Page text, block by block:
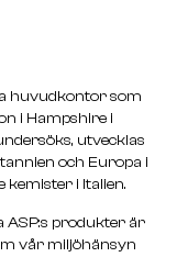
huvudkontor som
i Hampshire i
utvecklas
och Europa i
i Italien.
ASP:s produkter är
vår miljöhänsyn